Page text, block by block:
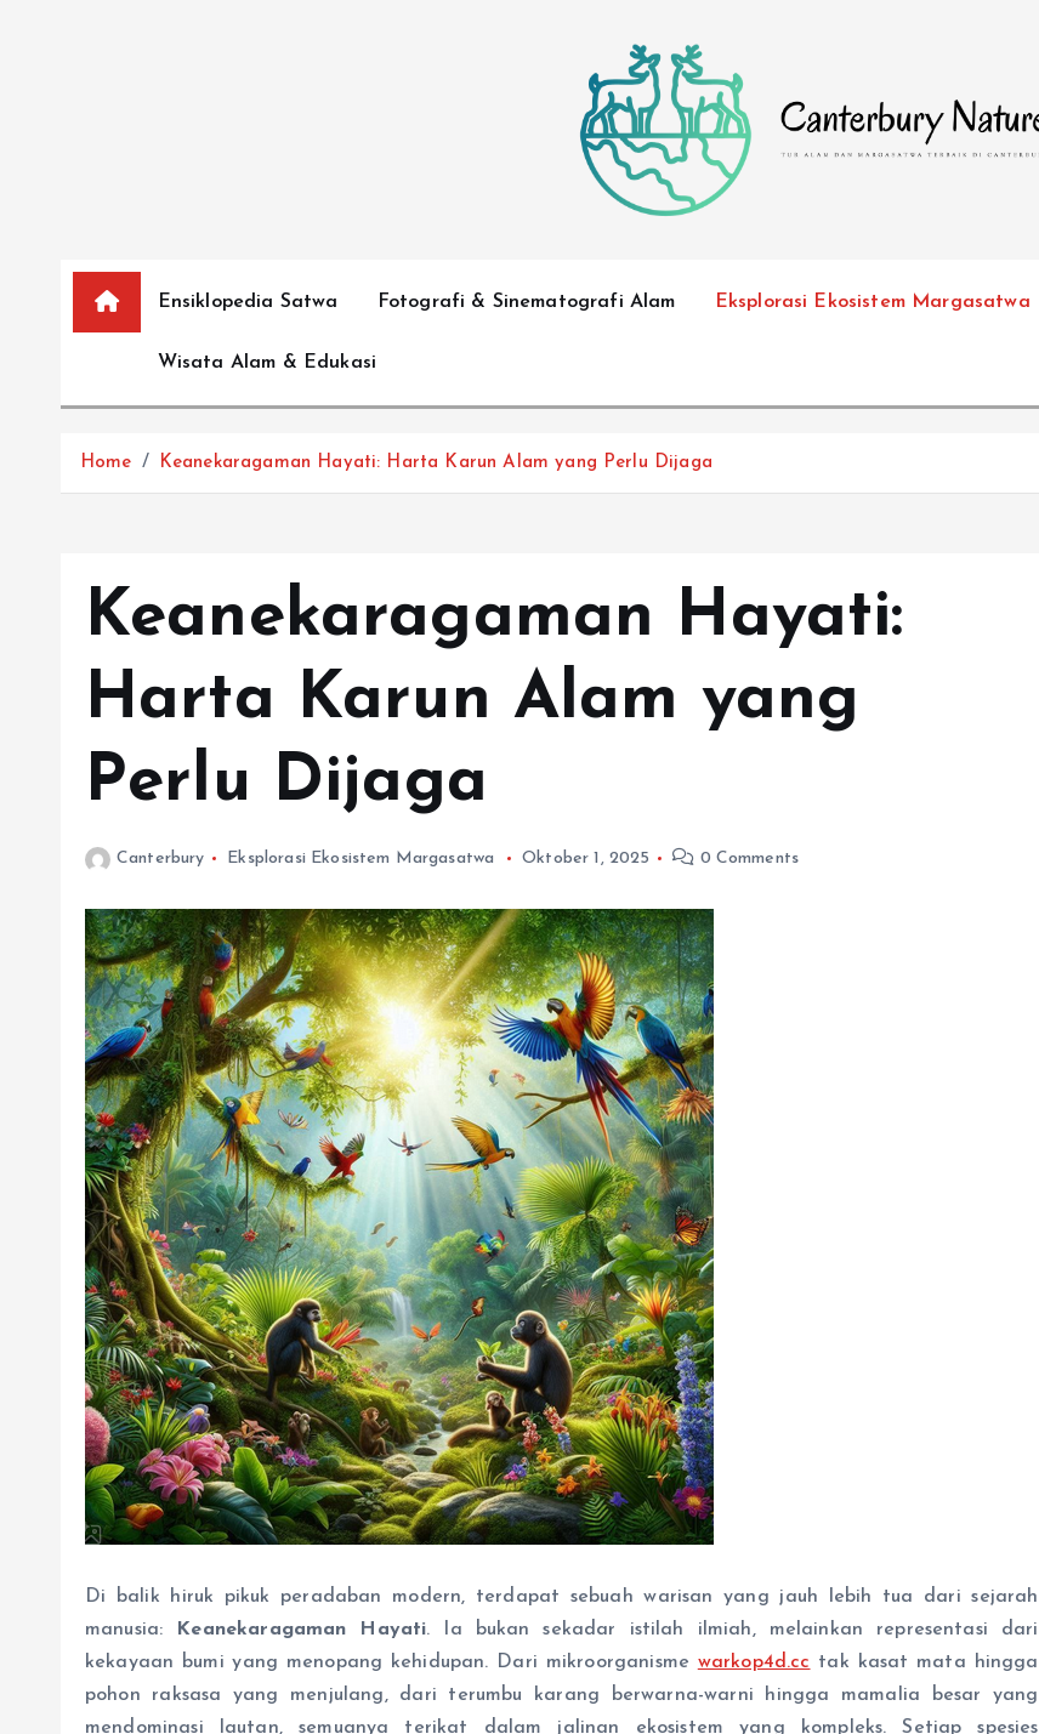
Ensiklopedia Satwa Fotografi & Sinematografi Alam Eksplorasi Ekosistem Margasatwa
Wisata Alam & Edukasi
Home Keanekaragaman Hayati: Harta Karun Alam yang Perlu Dijaga
Keanekaragaman Hayati:
Harta Karun Alam yang
Perlu Dijaga
Canterbury Eksplorasi Ekosistem Margasatwa Oktober 1, 2025 0 Comments
Di balik hiruk pikuk peradaban modern, terdapat sebuah warisan yang jauh lebih tua dari sejarah
manusia:
Keanekaragaman Hayati. Ia bukan sekadar istilah ilmiah, melainkan representasi dari
kekayaan bumi yang menopang kehidupan. Dari mikroorganisme warkop4d.cc tak kasat mata hingga
pohon raksasa yang menjulang, dari terumbu karang berwarna-warni hingga mamalia besar yang
mendominasi lautan, semuanya terikat dalam jalinan ekosistem yang kompleks. Setiap spesies